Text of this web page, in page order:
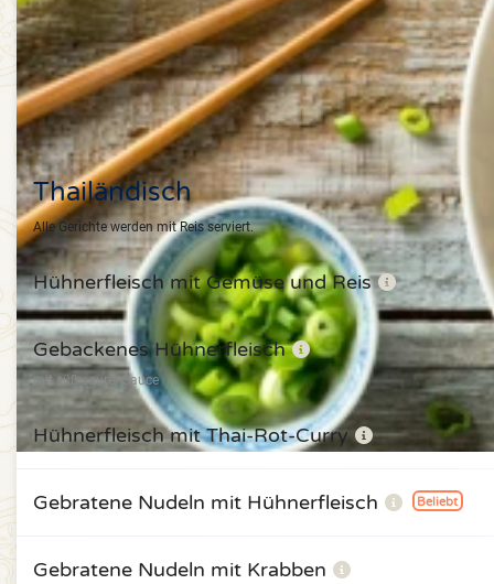
Thailändisch
Alle Gerichte werden mit Reis serviert.
Hühnerfleisch mit Gemüse und Reis
Gebackenes Hühnerfleisch
mit süß-saurer-Sauce
Hühnerfleisch mit Thai-Rot-Curry
Gebratene Nudeln mit Hühnerfleisch Beliebt
Gebratene Nudeln mit Krabben